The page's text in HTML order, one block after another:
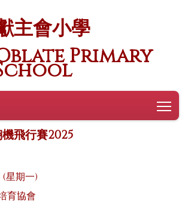
主會小學
Primary
飛行賽2025
(星期一)
育協會